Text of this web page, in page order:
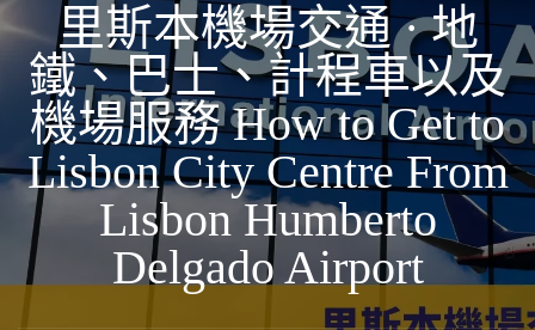
里斯本機場交通 · 地
鐵、巴士、計程車以及
機場服務 How to Get to
Lisbon City Centre From
Lisbon Humberto
Delgado Airport